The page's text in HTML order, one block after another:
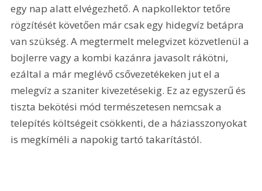
egy nap alatt elvégezhető. A napkollektor tetőre
rögzítését követően már csak egy hidegvíz betápra
van szükség. A megtermelt melegvizet közvetlenül a
bojlerre vagy a kombi kazánra javasolt rákötni,
ezáltal a már meglévő csővezetékeken jut el a
melegvíz a szaniter kivezetésekig. Ez az egyszerű és
tiszta bekötési mód természetesen nemcsak a
telepítés költségeit csökkenti, de a háziasszonyokat
is megkíméli a napokig tartó takarítástól.